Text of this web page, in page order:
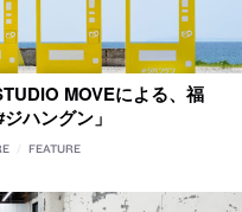
MOVEによる、福
ハングン」
FEATURE